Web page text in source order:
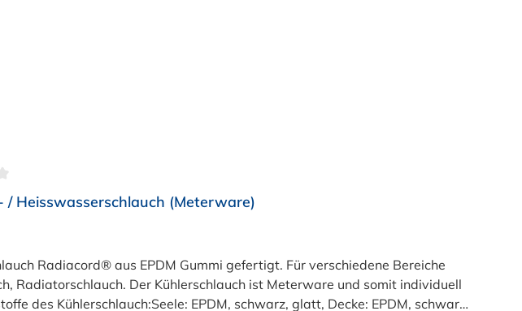
/ Heisswasserschlauch (Meterware)
Radiacord® aus EPDM Gummi gefertigt. Für verschiedene Bereiche
Radiatorschlauch. Der Kühlerschlauch ist Meterware und somit individuell
des Kühlerschlauch:Seele: EPDM, schwarz, glatt, Decke: EPDM, schwarz,